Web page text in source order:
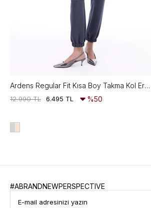
Ardens Regular Fit Kısa Boy Takma Kol Erkek Yaka Gri ekru Kaban
6.495 TL
12.990 TL %50
#ABRANDNEWPERSPECTIVE